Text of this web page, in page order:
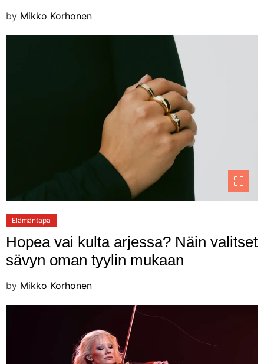
by Mikko Korhonen
Elämäntapa
Hopea vai kulta arjessa? Näin valitset
sävyn oman tyylin mukaan
by Mikko Korhonen